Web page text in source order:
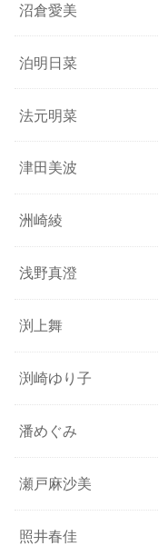
沼倉愛美
泊明日菜
法元明菜
津田美波
洲崎綾
浅野真澄
渕上舞
渕崎ゆり子
潘めぐみ
瀬戸麻沙美
照井春佳